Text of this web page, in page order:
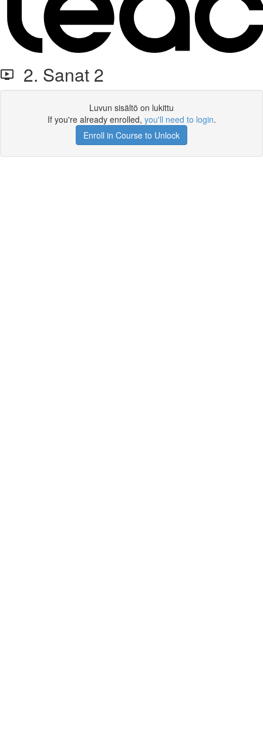
2. Sanat 2
Luvun sisältö on lukittu
If you're already enrolled, you'll need to login.
Enroll in Course to Unlock